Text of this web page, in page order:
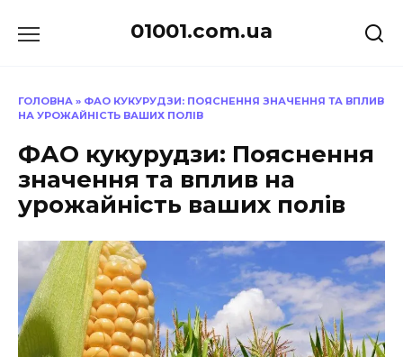
до
01001.com.ua
ГОЛОВНА » ФАО КУКУРУДЗИ: ПОЯСНЕННЯ ЗНАЧЕННЯ ТА ВПЛИВ
НА УРОЖАЙНІСТЬ ВАШИХ ПОЛІВ
ФАО кукурудзи: Пояснення
значення та вплив на
урожайність ваших полів